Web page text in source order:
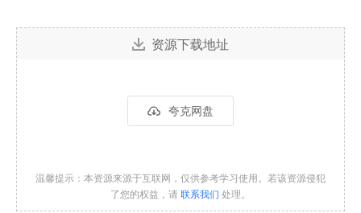
资源下载地址
夸克网盘
温馨提示：本资源来源于互联网，仅供参考学习使用。若该资源侵犯
了您的权益，请 联系我们 处理。